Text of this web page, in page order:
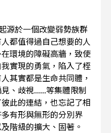
源於一個改變弱勢族群
都值得過自己想要的人
環境的障礙高牆，致使
實現的勇氣，陷入了桎
其實都是生命共同體，
、歧視......等集體限制
此的連結，也忘記了相
有形與無形的分別界
階級的擴大、固著。